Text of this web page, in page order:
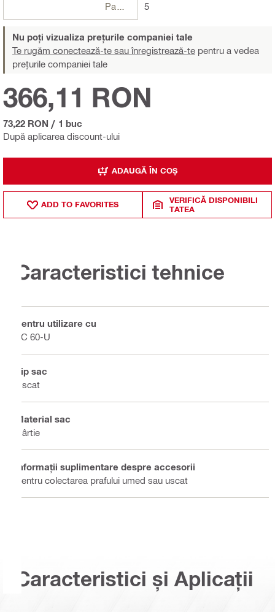
5
Nu poți vizualiza prețurile companiei tale
Te rugăm conectează-te sau înregistrează-te pentru a vedea
prețurile companiei tale
După aplicarea discount-ului
366,11 RON
73,22 RON / 1 buc
ADAUGĂ ÎN COȘ
ADD TO FAVORITES
VERIFICĂ DISPONIBILI
TATEA
Caracteristici tehnice
Pentru utilizare cu
VC 60-U
Tip sac
Uscat
Material sac
Hârtie
Informaţii suplimentare despre accesorii
Pentru colectarea prafului umed sau uscat
Caracteristici și Aplicații